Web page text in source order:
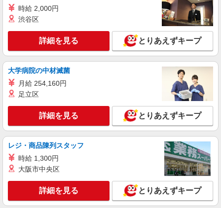
キープ 詳細を見る
派遣社員
株式会社トラストグロース 新宿本社 第3営業部
介護付き有料老人ホームでの介護士
時給：初任者研修1350円/実務者研修1450円/介
埼玉県川口市
キープ 詳細を見る
派遣社員
株式会社kotrio /●SW-H1-2099238
レア＊欠員により急募！シニア向けマンション
で生活サポート
時給1650円〜2312円 ＜日払い有/週払い有/交
時給 2,000円
渋谷区
詳細を見る とりあえずキープ
大学病院の中材滅菌
月給 254,160円
足立区
詳細を見る とりあえずキープ
レジ・商品陳列スタッフ
時給 1,300円
大阪市中央区
詳細を見る とりあえずキープ